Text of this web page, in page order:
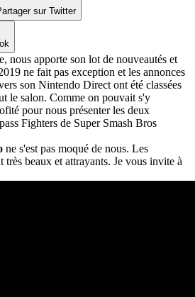
sur Twitter
nous apporte son lot de nouveautés et
ne fait pas exception et les annonces
son Nintendo Direct ont été classées
le salon. Comme on pouvait s'y
pour nous présenter les deux
Fighters de Super Smash Bros
ne s'est pas moqué de nous. Les
très beaux et attrayants. Je vous invite à